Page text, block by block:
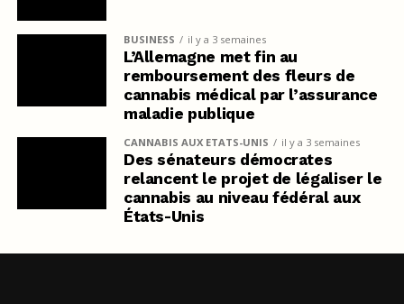
BUSINESS il y a 3 semaines
L’Allemagne met fin au
remboursement des fleurs de
cannabis médical par l’assurance
maladie publique
CANNABIS AUX ETATS-UNIS il y a 3 semaines
Des sénateurs démocrates
relancent le projet de légaliser le
cannabis au niveau fédéral aux
États-Unis